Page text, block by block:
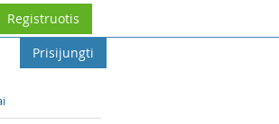
Registruotis
Prisijungti